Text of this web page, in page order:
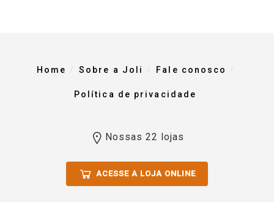
Home Sobre a Joli Fale conosco
Política de privacidade
Nossas 22 lojas
ACESSE A LOJA ONLINE